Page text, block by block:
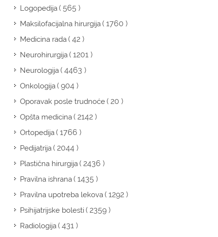
Logopedija( 565 )
Maksilofacijalna hirurgija( 1760 )
Medicina rada( 42 )
Neurohirurgija( 1201 )
Neurologija( 4463 )
Onkologija( 904 )
Oporavak posle trudnoće( 20 )
Opšta medicina( 2142 )
Ortopedija( 1766 )
Pedijatrija( 2044 )
Plastična hirurgija( 2436 )
Pravilna ishrana( 1435 )
Pravilna upotreba lekova( 1292 )
Psihijatrijske bolesti( 2359 )
Radiologija( 431 )